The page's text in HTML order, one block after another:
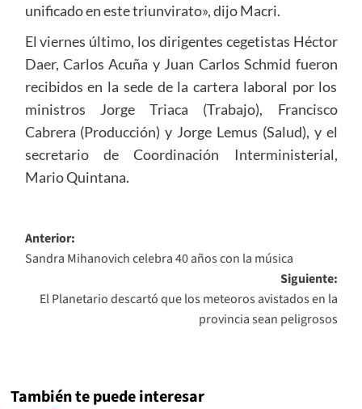
unificado en este triunvirato», dijo Macri.
El viernes último, los dirigentes cegetistas Héctor
Daer, Carlos Acuña y Juan Carlos Schmid fueron
recibidos en la sede de la cartera laboral por los
ministros Jorge Triaca (Trabajo), Francisco
Cabrera (Producción) y Jorge Lemus (Salud), y el
secretario de Coordinación Interministerial,
Mario Quintana.
Navegación
de
entradas
Anterior:
Sandra Mihanovich celebra 40 años con la música
Siguiente:
El Planetario descartó que los meteoros avistados en la
provincia sean peligrosos
También te puede interesar